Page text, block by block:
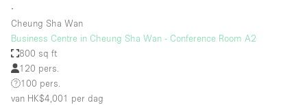
∙
Cheung Sha Wan
Business Centre in Cheung Sha Wan - Conference Room A2
800 sq ft
120 pers.
100 pers.
van HK$4,001 per dag